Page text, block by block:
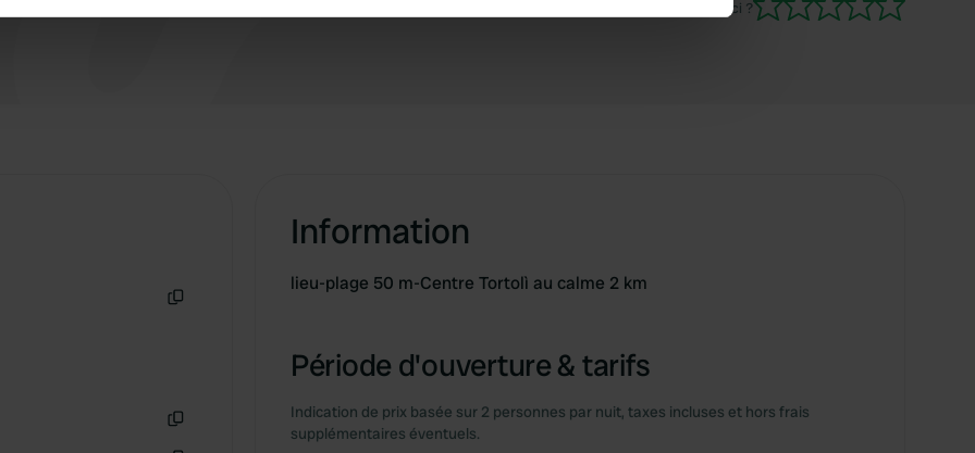
Es-tu déjà venu ici ?
Information
lieu-plage 50 m-Centre Tortolì au calme 2 km
Période d'ouverture & tarifs
Indication de prix basée sur 2 personnes par nuit, taxes incluses et hors frais
supplémentaires éventuels.